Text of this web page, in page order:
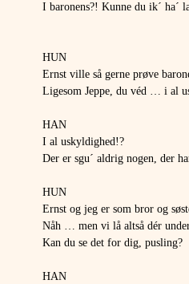
I baronens?! Kunne du ik´ ha´
HUN
Ernst ville så gerne prøve
Ligesom Jeppe, du véd … i al
HAN
I al uskyldighed!?
Der er sgu´ aldrig nogen, der
HUN
Ernst og jeg er som bror og
Nåh … men vi lå altså dér
Kan du se det for dig, pusling?
HAN